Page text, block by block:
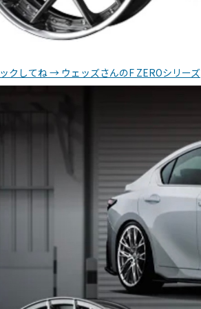
クしてね → ウェッズさんのF ZEROシリーズ